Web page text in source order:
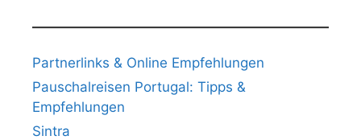
Partnerlinks & Online Empfehlungen
Pauschalreisen Portugal: Tipps &
Empfehlungen
Sintra